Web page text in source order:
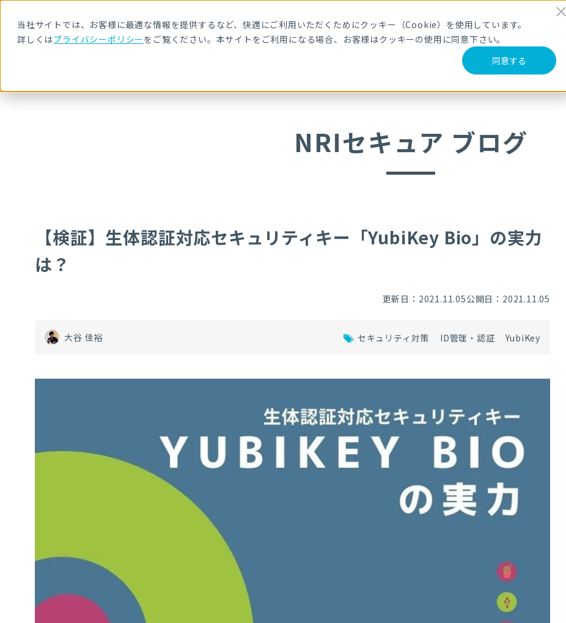
当社サイトでは、お客様に最適な情報を提供するなど、快適にご利用いただくためにクッキー（Cookie）を使用しています。
詳しくはプライバシーポリシーをご覧ください。本サイトをご利用になる場合、お客様はクッキーの使用に同意下さい。
同意する
メールマガジン登録
サービス・製品 導入事例 セミナー ブログ
NRIセキュア ブログ
【検証】生体認証対応セキュリティキー「YubiKey Bio」の実力
は？
更新日：2021.11.05公開日：2021.11.05
大谷 佳裕 セキュリティ対策 ID管理・認証 YubiKey